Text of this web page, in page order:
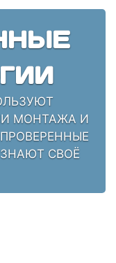
МОНТАЖА И
СВОЁ